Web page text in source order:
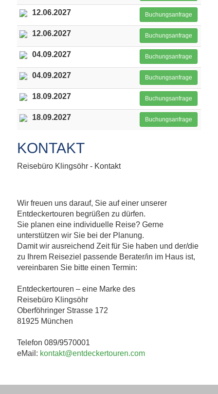
12.06.2027 Buchungsanfrage
12.06.2027 Buchungsanfrage
04.09.2027 Buchungsanfrage
04.09.2027 Buchungsanfrage
18.09.2027 Buchungsanfrage
18.09.2027 Buchungsanfrage
KONTAKT
Reisebüro Klingsöhr - Kontakt
Wir freuen uns darauf, Sie auf einer unserer
Entdeckertouren begrüßen zu dürfen.
Sie planen eine individuelle Reise? Gerne
unterstützen wir Sie bei der Planung.
Damit wir ausreichend Zeit für Sie haben und der/die
zu Ihrem Reiseziel passende Berater/in im Haus ist,
vereinbaren Sie bitte einen Termin:
Entdeckertouren – eine Marke des
Reisebüro Klingsöhr
Oberföhringer Strasse 172
81925 München
Telefon 089/9570001
eMail: kontakt@entdeckertouren.com